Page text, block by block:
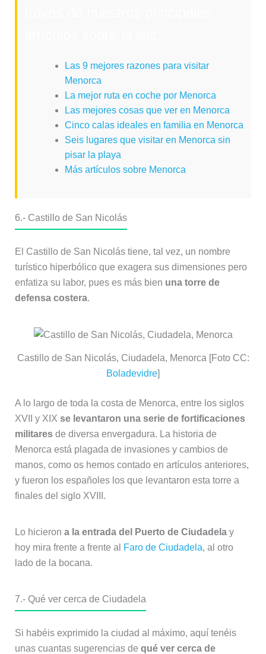
Las 9 mejores razones para visitar
Menorca
La mejor ruta en coche por Menorca
Las mejores cosas que ver en Menorca
Cinco calas ideales en familia en Menorca
Seis lugares que visitar en Menorca sin
pisar la playa
Más artículos sobre Menorca
6.- Castillo de San Nicolás
El Castillo de San Nicolás tiene, tal vez, un nombre
turístico hiperbólico que exagera sus dimensiones pero
enfatiza su labor, pues es más bien una torre de
defensa costera.
Castillo de San Nicolás, Ciudadela, Menorca [Foto CC:
Boladevidre]
A lo largo de toda la costa de Menorca, entre los siglos
XVII y XIX se levantaron una serie de fortificaciones
militaresde diversa envergadura. La historia de
Menorca está plagada de invasiones y cambios de
manos, como os hemos contado en artículos anteriores,
y fueron los españoles los que levantaron esta torre a
finales del siglo XVIII.
Lo hicieron a la entrada del Puerto de Ciudadelay
hoy mira frente a frente al
Faro de Ciudadela, al otro
lado de la bocana.
7.- Qué ver cerca de Ciudadela
Si habéis exprimido la ciudad al máximo, aquí tenéis
unas cuantas sugerencias de qué ver cerca de